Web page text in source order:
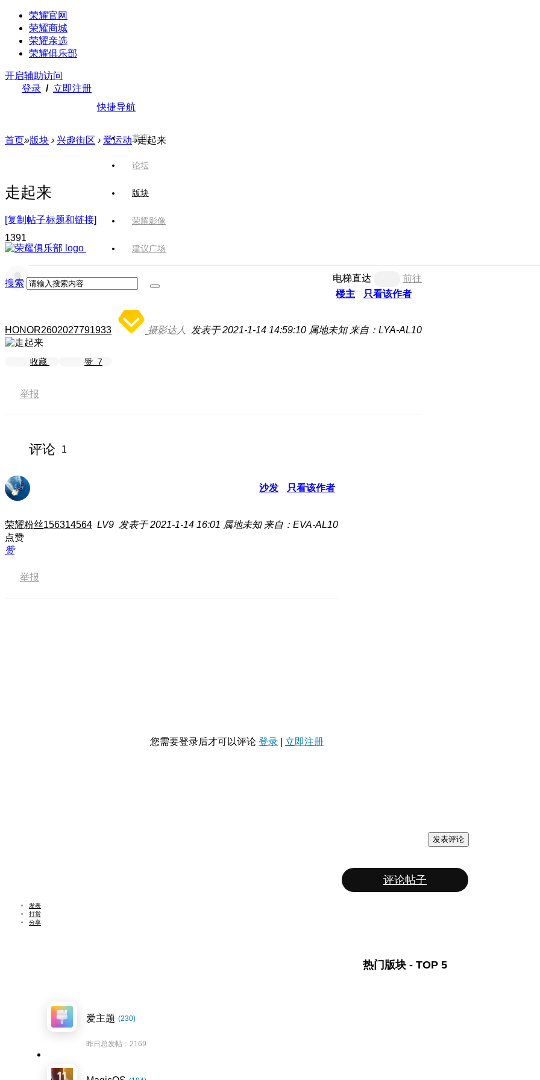
荣耀官网
荣耀商城
荣耀亲选
荣耀俱乐部
开启辅助访问
登录 / 立即注册
快捷导航
首页
论坛
版块
荣耀影像
建议广场
搜索
首页»版块 › 兴趣街区 › 爱运动 ›走起来
走起来
[复制帖子标题和链接]
1391
电梯直达
前往
楼主
只看该作者
HONOR2602027791933 摄影达人 发表于 2021-1-14 14:59:10 属地未知 来自：LYA-AL10
收藏 赞 7
举报
评论 1
沙发 只看该作者
荣耀粉丝156314564 LV9 发表于 2021-1-14 16:01 属地未知 来自：EVA-AL10
点赞
赞
举报
您需要登录后才可以评论 登录 立即注册
发表评论
评论帖子
发表
打赏
分享
热门版块 - TOP 5
爱主题 (230)
昨日总发帖：2169